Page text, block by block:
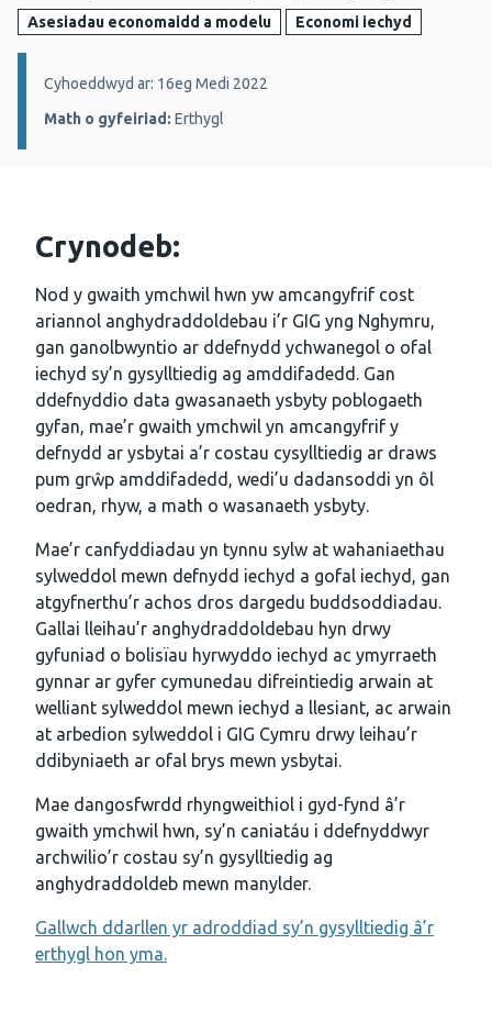
Asesiadau economaidd a modelu Economi iechyd
Manylion:
Cyhoeddwyd ar: 16eg Medi 2022
Math o gyfeiriad: Erthygl
Crynodeb:
Nod y gwaith ymchwil hwn yw amcangyfrif cost
ariannol anghydraddoldebau i’r GIG yng Nghymru,
gan ganolbwyntio ar ddefnydd ychwanegol o ofal
iechyd sy’n gysylltiedig ag amddifadedd. Gan
ddefnyddio data gwasanaeth ysbyty poblogaeth
gyfan, mae’r gwaith ymchwil yn amcangyfrif y
defnydd ar ysbytai a’r costau cysylltiedig ar draws
pum grŵp amddifadedd, wedi’u dadansoddi yn ôl
oedran, rhyw, a math o wasanaeth ysbyty.
Mae’r canfyddiadau yn tynnu sylw at wahaniaethau
sylweddol mewn defnydd iechyd a gofal iechyd, gan
atgyfnerthu’r achos dros dargedu buddsoddiadau.
Gallai lleihau’r anghydraddoldebau hyn drwy
gyfuniad o bolisïau hyrwyddo iechyd ac ymyrraeth
gynnar ar gyfer cymunedau difreintiedig arwain at
welliant sylweddol mewn iechyd a llesiant, ac arwain
at arbedion sylweddol i GIG Cymru drwy leihau’r
ddibyniaeth ar ofal brys mewn ysbytai.
Mae dangosfwrdd rhyngweithiol i gyd-fynd â’r
gwaith ymchwil hwn, sy’n caniatáu i ddefnyddwyr
archwilio’r costau sy’n gysylltiedig ag
anghydraddoldeb mewn manylder.
Gallwch ddarllen yr adroddiad sy’n gysylltiedig â’r
erthygl hon yma.